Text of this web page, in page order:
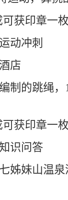
获印章一
动冲刺
店
制的跳绳
获印章一
识问答
姊妹山温